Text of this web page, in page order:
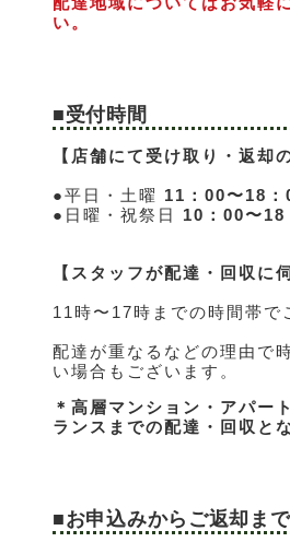
い。
■受付時間
【店舗にて受け取り・返却
●平日・土曜 11：00〜18：
●日曜・祝祭日 10：00〜18
【スタッフが配達・回収に
11時〜17時までの時間帯で
配達が重なるなどの理由で
い場合もございます。
＊高層マンション・アパー
ランスまでの配達・回収と
■お申込みからご返却ま